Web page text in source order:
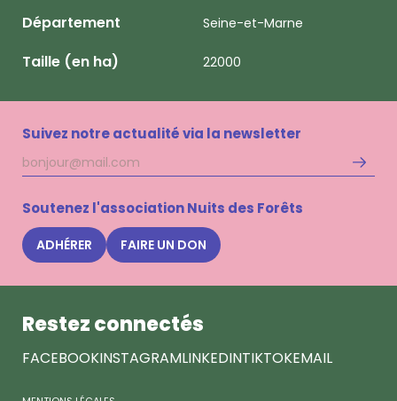
Département Seine-et-Marne
Taille (en ha) 22000
Suivez notre actualité via la newsletter
Adresse
mail
Soutenez l'association Nuits des Forêts
ADHÉRER FAIRE UN DON
Restez connectés
FACEBOOKINSTAGRAMLINKEDINTIKTOKEMAIL